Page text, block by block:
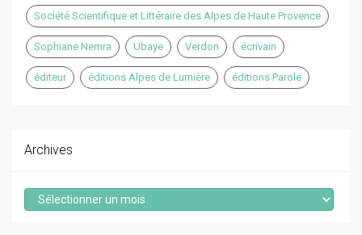
Société Scientifique et Littéraire des Alpes de Haute Provence
Sophiane Nemra Ubaye Verdon écrivain
éditeur éditions Alpes de Lumière éditions Parole
Archives
Archives